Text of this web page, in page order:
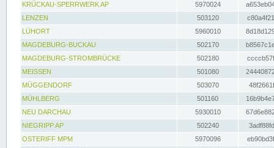
KRÜCKAU-SPERRWERK AP
5970024
LENZEN
503120
LÜHORT
5960010
MAGDEBURG-BUCKAU
502170
MAGDEBURG-STROMBRÜCKE
502180
MEISSEN
501080
MÜGGENDORF
503070
MÜHLBERG
501160
NEU DARCHAU
5930010
NIEGRIPP AP
502240
OSTERIFF MPM
5970096